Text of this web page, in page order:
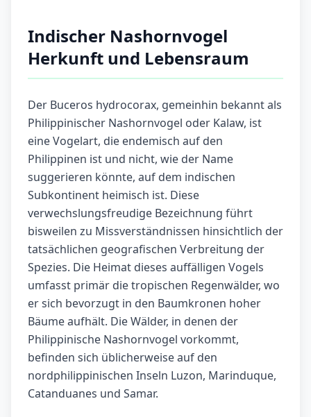
Indischer Nashornvogel
Herkunft und Lebensraum
Der Buceros hydrocorax, gemeinhin bekannt als
Philippinischer Nashornvogel oder Kalaw, ist
eine Vogelart, die endemisch auf den
Philippinen ist und nicht, wie der Name
suggerieren könnte, auf dem indischen
Subkontinent heimisch ist. Diese
verwechslungsfreudige Bezeichnung führt
bisweilen zu Missverständnissen hinsichtlich der
tatsächlichen geografischen Verbreitung der
Spezies. Die Heimat dieses auffälligen Vogels
umfasst primär die tropischen Regenwälder, wo
er sich bevorzugt in den Baumkronen hoher
Bäume aufhält. Die Wälder, in denen der
Philippinische Nashornvogel vorkommt,
befinden sich üblicherweise auf den
nordphilippinischen Inseln Luzon, Marinduque,
Catanduanes und Samar.